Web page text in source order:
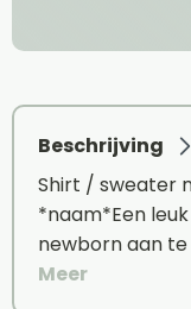
Beschrijving
Shirt / sweater
*naam*Een
newborn aan
Meer